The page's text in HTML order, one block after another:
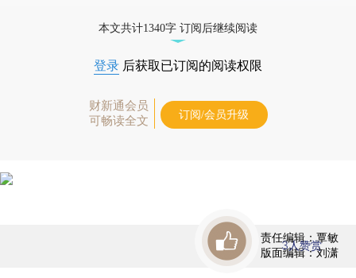
本文共计1340字 订阅后继续阅读
登录 后获取已订阅的阅读权限
财新通会员
可畅读全文
订阅/会员升级
责任编辑：覃敏
版面编辑：刘潇
3人赞赏